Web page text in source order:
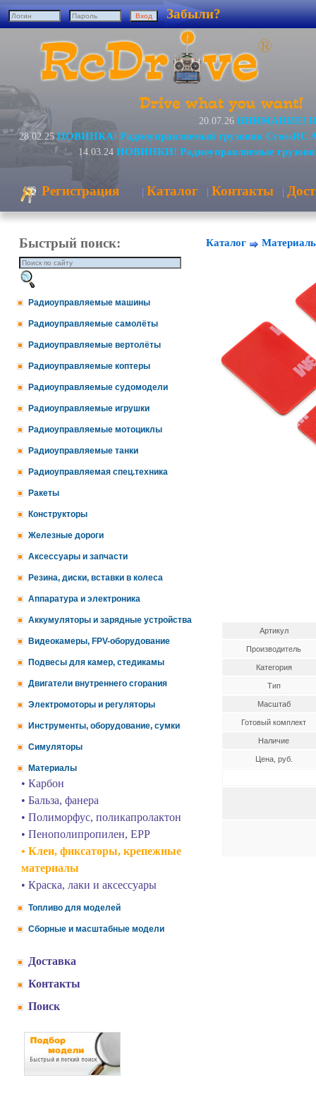
Забыли?
20.07.26 ВНИМАНИЕ!
28.02.25 НОВИНКА! Радиоуправляемый грузовик CrossRC
14.03.24 НОВИНКИ! Радиоуправляемые
Регистрация | Каталог | Контакты |
Быстрый поиск:
Радиоуправляемые машины
Радиоуправляемые самолёты
Радиоуправляемые вертолёты
Радиоуправляемые коптеры
Радиоуправляемые судомодели
Радиоуправляемые игрушки
Радиоуправляемые мотоциклы
Радиоуправляемые танки
Радиоуправляемая спец.техника
Ракеты
Конструкторы
Железные дороги
Аксессуары и запчасти
Резина, диски, вставки в колеса
Аппаратура и электроника
Аккумуляторы и зарядные устройства
Видеокамеры, FPV-оборудование
Подвесы для камер, стедикамы
Двигатели внутреннего сгорания
Электромоторы и регуляторы
Инструменты, оборудование, сумки
Симуляторы
Материалы
• Карбон
• Бальза, фанера
• Полиморфус, поликапролактон
• Пенополипропилен, EPP
• Клеи, фиксаторы, крепежные
материалы
• Краска, лаки и аксессуары
Топливо для моделей
Сборные и масштабные модели
Доставка
Контакты
Поиск
Каталог
Артикул
Производитель
Категория
Тип
Масштаб
Готовый комплект
Наличие
Цена, руб.